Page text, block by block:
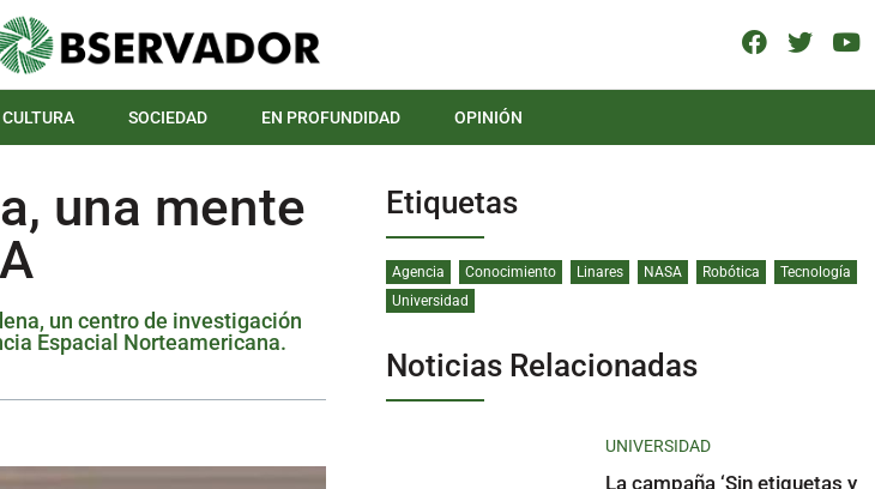
CULTURA SOCIEDAD EN PROFUNDIDAD OPINIÓN
una mente
un centro de investigación
Espacial Norteamericana.
Etiquetas
Agencia Conocimiento Linares NASA Robótica
Tecnología
Universidad
Noticias Relacionadas
UNIVERSIDAD
La campaña ‘Sin etiquetas y